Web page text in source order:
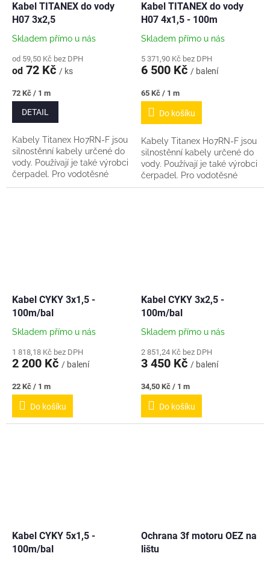
Kabel TITANEX do vody
H07 3x2,5
Skladem přímo u nás
od 59,50 Kč bez DPH
od 72 Kč / ks
Měrná
cena:
72 Kč / 1 m
DETAIL
Kabely Titanex H07RN-F jsou
silnostěnní kabely určené do
vody. Používají je také výrobci
čerpadel. Pro vodotěsné
nastavení se do hloubky
Kabel TITANEX do vody
H07 4x1,5 - 100m
Skladem přímo u nás
5 371,90 Kč bez DPH
6 500 Kč / balení
Měrná
cena:
65 Kč / 1 m
Do košíku
Kabely Titanex H07RN-F jsou
silnostěnní kabely určené do
vody. Používají je také výrobci
čerpadel. Pro vodotěsné
nastavení se do hloubky
Kabel CYKY 3x1,5 -
100m/bal
Skladem přímo u nás
1 818,18 Kč bez DPH
2 200 Kč / balení
Měrná
cena:
22 Kč / 1 m
Do košíku
Kabel CYKY 3x2,5 -
100m/bal
Skladem přímo u nás
2 851,24 Kč bez DPH
3 450 Kč / balení
Měrná
cena:
34,50 Kč / 1 m
Do košíku
Kabel CYKY 5x1,5 -
100m/bal
Ochrana 3f motoru OEZ na
lištu